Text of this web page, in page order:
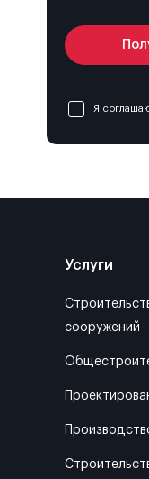
Я
Услуги
сооружений